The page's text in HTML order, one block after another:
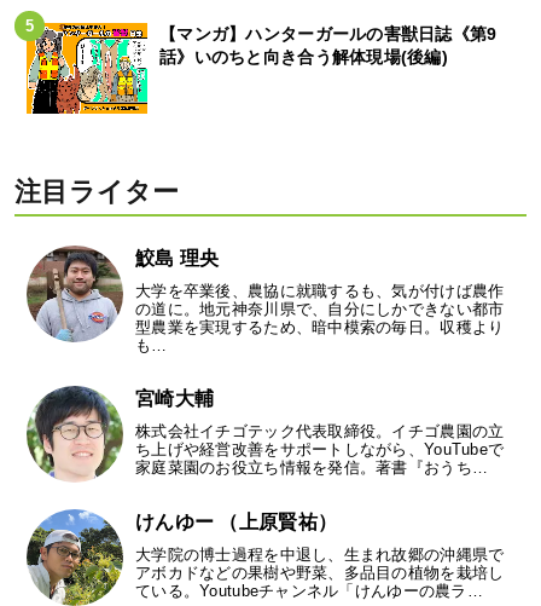
【マンガ】ハンターガールの害獣日誌《第9
話》いのちと向き合う解体現場(後編)
注目ライター
鮫島 理央
大学を卒業後、農協に就職するも、気が付けば農作
の道に。地元神奈川県で、自分にしかできない都市
型農業を実現するため、暗中模索の毎日。収穫より
も…
宮崎大輔
株式会社イチゴテック代表取締役。イチゴ農園の立
ち上げや経営改善をサポートしながら、YouTubeで
家庭菜園のお役立ち情報を発信。著書『おうち…
けんゆー （上原賢祐）
大学院の博士過程を中退し、生まれ故郷の沖縄県で
アボカドなどの果樹や野菜、多品目の植物を栽培し
ている。Youtubeチャンネル「けんゆーの農ラ…